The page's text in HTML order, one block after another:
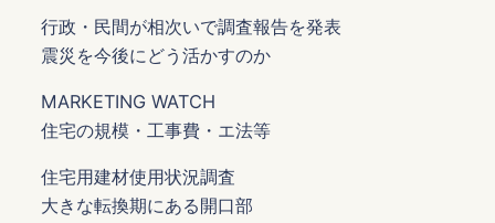
行政・民間が相次いで調査報告を発表
震災を今後にどう活かすのか
MARKETING WATCH
住宅の規模・工事費・エ法等
住宅用建材使用状況調査
大きな転換期にある開口部